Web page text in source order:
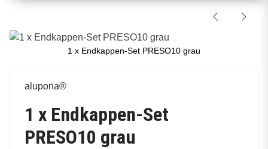
alupona®
1 x Endkappen-Set
PRESO10 grau
1 x Endkappen-Set PRESO10 grau